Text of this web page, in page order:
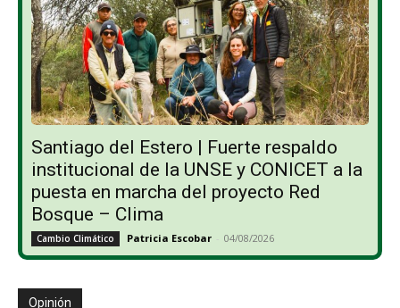
Santiago del Estero | Fuerte respaldo
institucional de la UNSE y CONICET a la
puesta en marcha del proyecto Red
Bosque – Clima
Cambio Climático Patricia Escobar - 04/08/2026
Opinión